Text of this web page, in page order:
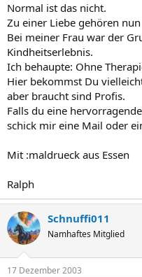
Normal ist das nicht.
Zu einer Liebe gehören
Bei meiner Frau war der
Kindheitserlebnis.
Ich behaupte: Ohne
Hier bekommst Du
aber braucht sind Profis.
Falls du eine
schick mir eine Mail oder
Mit :maldrueck aus Essen
Ralph
Schnuffi011
Namhaftes Mitglied
17 Dezember 2003